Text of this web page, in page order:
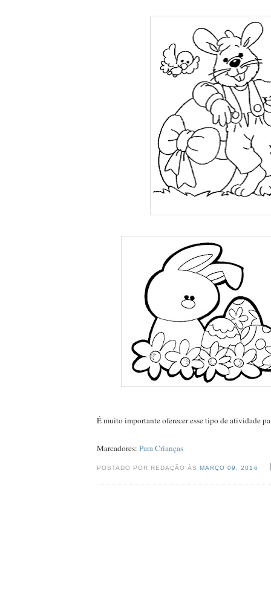
É muito importante oferecer esse tipo de atividade
Marcadores: Para Crianças
POSTADO POR REDAÇÃO ÀSMARÇO 09, 2016